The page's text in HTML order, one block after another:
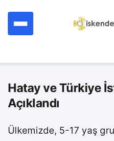
Hatay ve Türkiye
Açıklandı
Ülkemizde, 5-17 yaş